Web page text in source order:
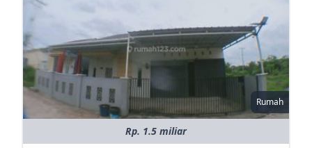
Rumah
Rp. 1.5 miliar